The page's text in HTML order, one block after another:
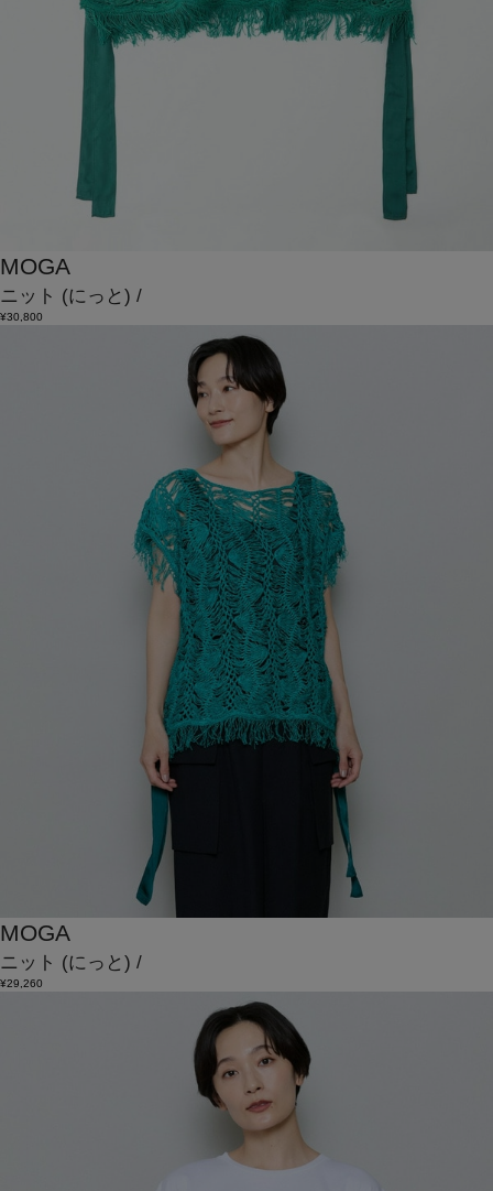
MOGA
ニット (にっと) /
¥30,800
MOGA
ニット (にっと) /
¥29,260